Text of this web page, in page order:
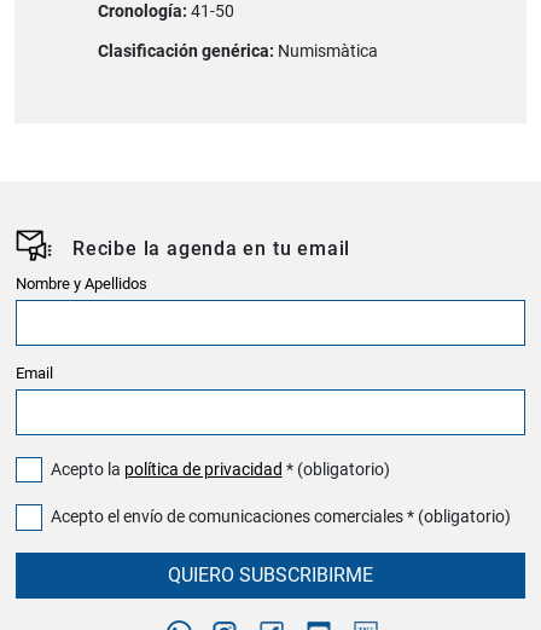
Cronología: 41-50
Clasificación genérica: Numismàtica
Recibe la agenda en tu email
Nombre y Apellidos
Email
Acepto la política de privacidad * (obligatorio)
Acepto el envío de comunicaciones comerciales * (obligatorio)
QUIERO SUBSCRIBIRME